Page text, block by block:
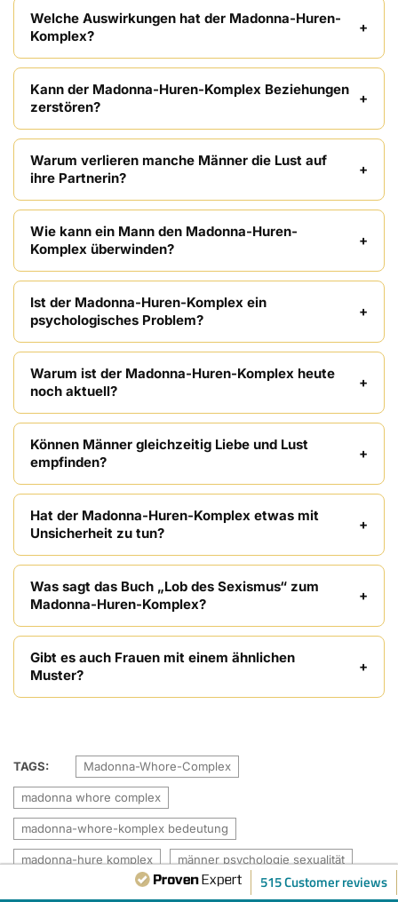
Welche Auswirkungen hat der Madonna-Huren-
Komplex?
Kann der Madonna-Huren-Komplex Beziehungen
zerstören?
Warum verlieren manche Männer die Lust auf
ihre Partnerin?
Wie kann ein Mann den Madonna-Huren-
Komplex überwinden?
Ist der Madonna-Huren-Komplex ein
psychologisches Problem?
Warum ist der Madonna-Huren-Komplex heute
noch aktuell?
Können Männer gleichzeitig Liebe und Lust
empfinden?
Hat der Madonna-Huren-Komplex etwas mit
Unsicherheit zu tun?
Was sagt das Buch „Lob des Sexismus“ zum
Madonna-Huren-Komplex?
Gibt es auch Frauen mit einem ähnlichen
Muster?
TAGS: Madonna-Whore-Complex
madonna whore complex
madonna-whore-komplex bedeutung
madonna-hure komplex männer psychologie sexualität
515 Customer reviews